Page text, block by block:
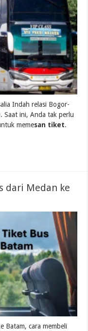
Indah relasi Bogor-
Saat ini, Anda tak perlu
memesan tiket.
dari Medan ke
Batam, cara membeli